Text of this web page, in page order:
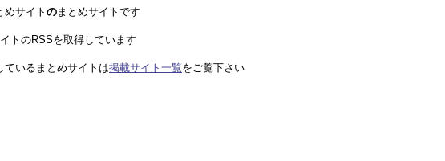
めサイト の まとめサイトです
トのRSSを取得しています
ているまとめサイトは掲載サイト一覧をご覧下さい